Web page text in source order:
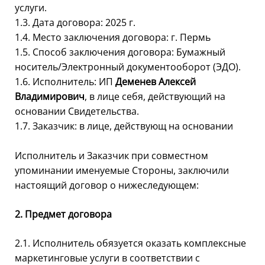
услуги.
1.3. Дата договора: 2025 г.
1.4. Место заключения договора: г. Пермь
1.5. Способ заключения договора: Бумажный
носитель/Электронный документооборот (ЭДО).
1.6. Исполнитель: ИП Деменев Алексей
Владимирович, в лице себя, действующий на
основании Свидетельства.
1.7. Заказчик: в лице, действующ на основании
Исполнитель и Заказчик при совместном
упоминании именуемые Стороны, заключили
настоящий договор о нижеследующем:
2. Предмет договора
2.1. Исполнитель обязуется оказать комплексные
маркетинговые услуги в соответствии с